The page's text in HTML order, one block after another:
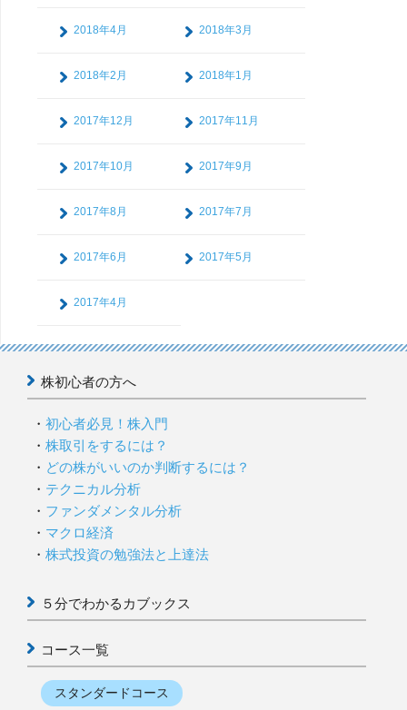
2018年4月 2018年3月
2018年2月 2018年1月
2017年12月 2017年11月
2017年10月 2017年9月
2017年8月 2017年7月
2017年6月 2017年5月
2017年4月
株初心者の方へ
初心者必見！株入門
株取引をするには？
どの株がいいのか判断するには？
テクニカル分析
ファンダメンタル分析
マクロ経済
株式投資の勉強法と上達法
５分でわかるカブックス
コース一覧
スタンダードコース